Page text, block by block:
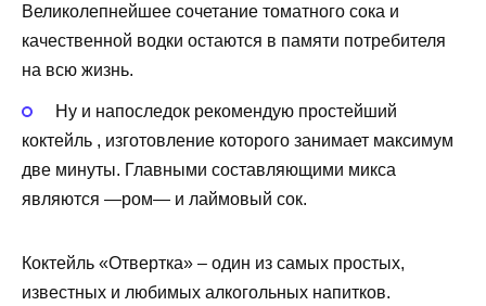
Великолепнейшее сочетание томатного сока и
качественной водки остаются в памяти потребителя
на всю жизнь.
Ну и напоследок рекомендую простейший
коктейль , изготовление которого занимает максимум
две минуты. Главными составляющими микса
являются —ром— и лаймовый сок.
Коктейль «Отвертка» – один из самых простых,
известных и любимых алкогольных напитков.